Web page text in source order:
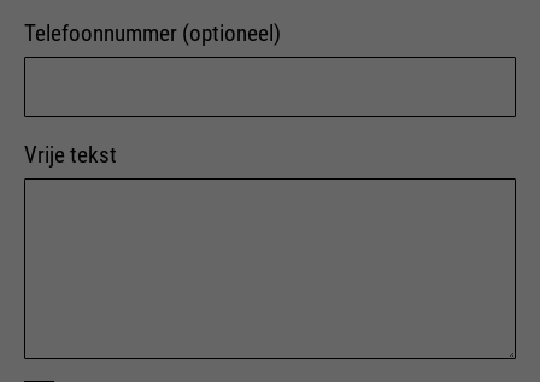
Telefoonnummer (optioneel)
Vrije tekst